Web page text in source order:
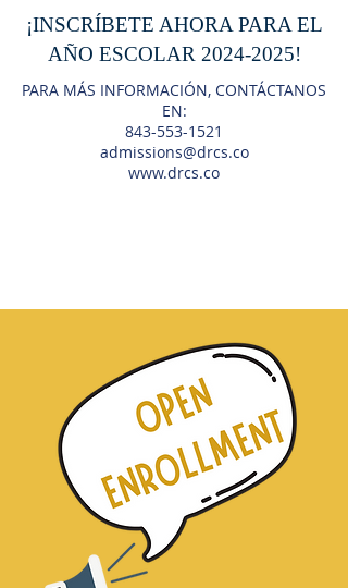
¡INSCRÍBETE AHORA PARA EL
AÑO ESCOLAR 2024-2025!
PARA MÁS INFORMACIÓN, CONTÁCTANOS
EN:
843-553-1521
admissions@drcs.co
www.drcs.co